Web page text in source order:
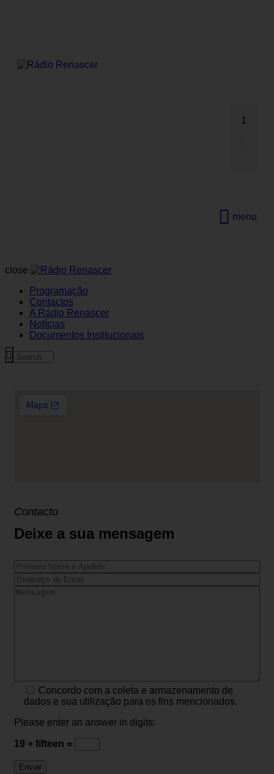
1
menu
close
Programação
Contactos
A Rádio Renascer
Notícias
Documentos Institucionais
Contacto
Deixe a sua mensagem
Concordo com a coleta e armazenamento de
dados e sua utilização para os fins mencionados.
Please enter an answer in digits:
19 + fifteen =